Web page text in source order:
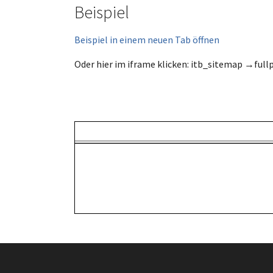
Beispiel
Beispiel in einem neuen Tab öffnen
Oder hier im iframe klicken: itb_sitemap